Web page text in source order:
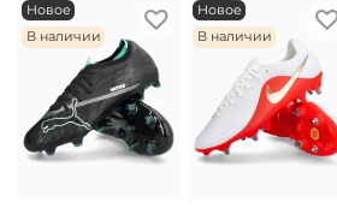
Новое
В наличии
Новое
В наличии